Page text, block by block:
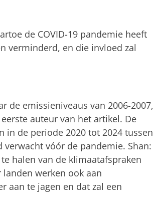
de COVID-19 pandemie heeft
verminderd, en die invloed zal
de emissieniveaus van 2006-2007,
auteur van het artikel. De
de periode 2020 tot 2024 tussen
vóór de pandemie. Shan:
halen van de klimaatafspraken
landen werken ook aan
aan te jagen en dat zal een